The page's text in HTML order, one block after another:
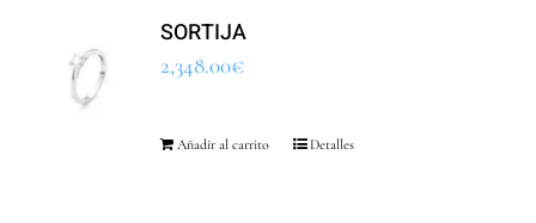
SORTIJA
2,348.00€
Añadir al carrito Detalles